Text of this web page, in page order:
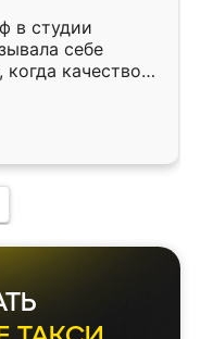
в студии
себе
когда качеством
уже почти